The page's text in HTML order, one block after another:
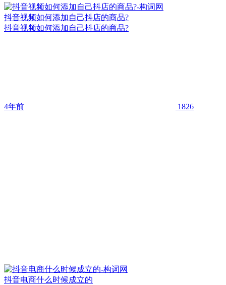
抖音视频如何添加自己抖店的商品?
抖音视频如何添加自己抖店的商品?
4年前 1826
抖音电商什么时候成立的